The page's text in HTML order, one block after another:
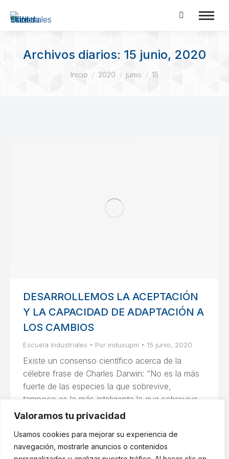
Valoramos tu privacidad
Usamos cookies para mejorar su experiencia de
navegación, mostrarle anuncios o contenidos
Buscar:
Archivos diarios: 15 junio, 2020
Estás aquí:
Inicio 2020 junio 15
DESARROLLEMOS LA ACEPTACIÓN
Y LA CAPACIDAD DE ADAPTACIÓN A
LOS CAMBIOS
Escuela Industriales Por indusupm 15 junio, 2020
Existe un consenso científico acerca de la
célebre frase de Charles Darwin: “No es la más
fuerte de las especies la que sobrevive,
tampoco es la más inteligente la que sobrevive.
Es aquella que se adapta mejor al cambio”. A
cambios hacen parte de nuestras vidas, nada…